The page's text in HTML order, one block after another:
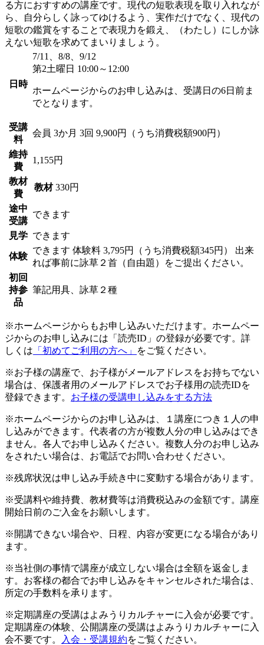
る方におすすめの講座です。現代の短歌表現を取り入れなが
ら、自分らしく詠ってゆけるよう、実作だけでなく、現代の
短歌の鑑賞をすることで表現力を鍛え、（わたし）にしか詠
えない短歌を求めてまいりましょう。
日時
7/11、8/8、9/12
第2土曜日 10:00～12:00
ホームページからのお申し込みは、受講日の6日前ま
でとなります。
受講
料
会員 3か月 3回 9,900円（うち消費税額900円）
維持
費
1,155円
教材
費
教材 330円
途中
受講
できます
見学 できます
体験
できます 体験料 3,795円（うち消費税額345円） 出来
れば事前に詠草２首（自由題）をご提出ください。
初回
持参
品
筆記用具、詠草２種
※ホームページからもお申し込みいただけます。ホームペー
ジからのお申し込みには「読売ID」の登録が必要です。詳
しくは 「初めてご利用の方へ」 をご覧ください。
※お子様の講座で、お子様がメールアドレスをお持ちでない
場合は、保護者用のメールアドレスでお子様用の読売IDを
登録できます。 お子様の受講申し込みをする方法
※ホームページからのお申し込みは、１講座につき１人の申
し込みができます。代表者の方が複数人分の申し込みはでき
ません。各人でお申し込みください。複数人分のお申し込み
をされたい場合は、お電話でお問い合わせください。
※残席状況は申し込み手続き中に変動する場合があります。
※受講料や維持費、教材費等は消費税込みの金額です。講座
開始日前のご入金をお願いします。
※開講できない場合や、日程、内容が変更になる場合があり
ます。
※当社側の事情で講座が成立しない場合は全額を返金しま
す。お客様の都合でお申し込みをキャンセルされた場合は、
所定の手数料を承ります。
※定期講座の受講はよみうりカルチャーに入会が必要です。
定期講座の体験、公開講座の受講はよみうりカルチャーに入
会不要です。
入会・受講規約をご覧ください。